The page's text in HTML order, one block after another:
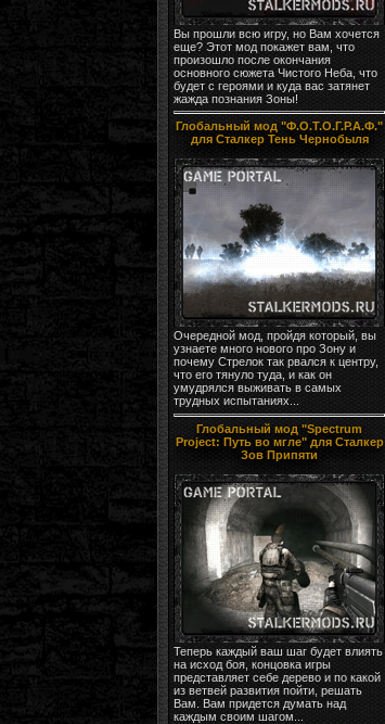
Вы прошли всю игру, но Вам хочется
еще? Этот мод покажет вам, что
произошло после окончания
основного сюжета Чистого Неба, что
будет с героями и куда вас затянет
жажда познания Зоны!
Глобальный мод "Ф.О.Т.О.Г.Р.А.Ф."
для Сталкер Тень Чернобыля
Очередной мод, пройдя который, вы
узнаете много нового про Зону и
почему Стрелок так рвался к центру,
что его тянуло туда, и как он
умудрялся выживать в самых
трудных испытаниях...
Глобальный мод "Spectrum
Project: Путь во мгле" для Сталкер
Зов Припяти
Теперь каждый ваш шаг будет влиять
на исход боя, концовка игры
представляет себе дерево и по какой
из ветвей развития пойти, решать
Вам. Вам придется думать над
каждым своим шагом...